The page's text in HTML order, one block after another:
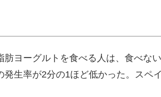
ヨーグルトを食べる人は、食べな
生率が2分の1ほど低かった。スペ